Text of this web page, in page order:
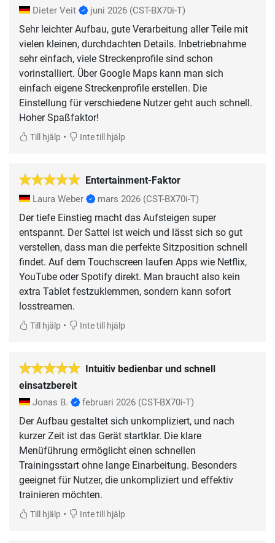
Dieter Veit juni 2026 (CST-BX70i-T)
Sehr leichter Aufbau, gute Verarbeitung aller Teile mit
vielen kleinen, durchdachten Details. Inbetriebnahme
sehr einfach, viele Streckenprofile sind schon
vorinstalliert. Über Google Maps kann man sich
einfach eigene Streckenprofile erstellen. Die
Einstellung für verschiedene Nutzer geht auch schnell.
Hoher Spaßfaktor!
Till hjälp • Inte till hjälp
Entertainment-Faktor
Laura Weber mars 2026 (CST-BX70i-T)
Der tiefe Einstieg macht das Aufsteigen super
entspannt. Der Sattel ist weich und lässt sich so gut
verstellen, dass man die perfekte Sitzposition schnell
findet. Auf dem Touchscreen laufen Apps wie Netflix,
YouTube oder Spotify direkt. Man braucht also kein
extra Tablet festzuklemmen, sondern kann sofort
losstreamen.
Till hjälp • Inte till hjälp
Intuitiv bedienbar und schnell
einsatzbereit
Jonas B. februari 2026 (CST-BX70i-T)
Der Aufbau gestaltet sich unkompliziert, und nach
kurzer Zeit ist das Gerät startklar. Die klare
Menüführung ermöglicht einen schnellen
Trainingsstart ohne lange Einarbeitung. Besonders
geeignet für Nutzer, die unkompliziert und effektiv
trainieren möchten.
Till hjälp • Inte till hjälp